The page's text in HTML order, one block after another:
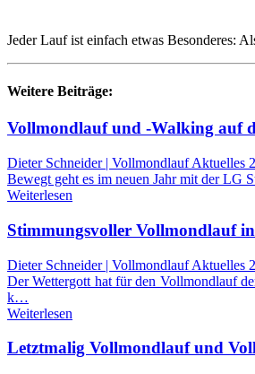
Jeder Lauf ist einfach etwas Besonderes:
Weitere Beiträge:
Vollmondlauf und -Walking auf
Dieter Schneider | Vollmondlauf Aktuelles
Bewegt geht es im neuen Jahr mit der LG
Weiterlesen
Stimmungsvoller Vollmondlauf
Dieter Schneider | Vollmondlauf Aktuelles
Der Wettergott hat für den Vollmondlauf
k…
Weiterlesen
Letztmalig Vollmondlauf und